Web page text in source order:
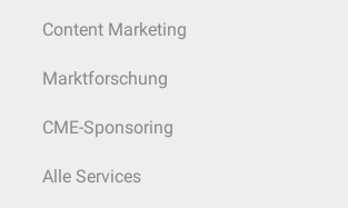
Content Marketing
Marktforschung
CME-Sponsoring
Alle Services